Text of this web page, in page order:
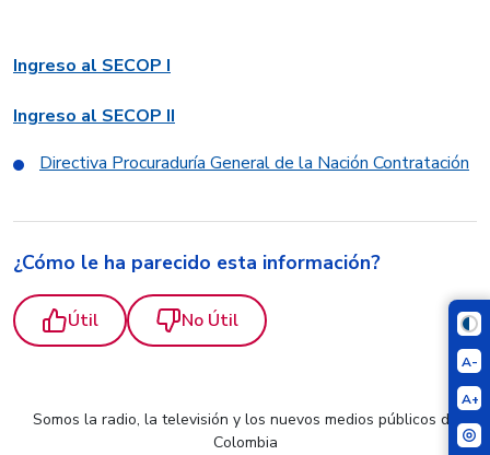
A-
A+
Ingreso al SECOP I
Ingreso al SECOP II
Directiva Procuraduría General de la Nación Contratación
¿Cómo le ha parecido esta información?
Útil No Útil
Somos la radio, la televisión y los nuevos medios públicos de
Colombia